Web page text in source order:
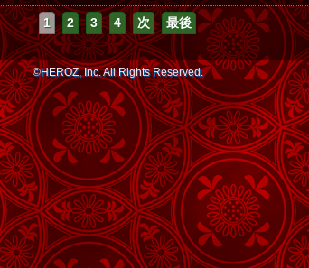
1 2 3 4 次 最後
©HEROZ, Inc. All Rights Reserved.